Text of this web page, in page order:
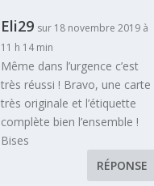
Eli29 sur 18 novembre 2019 à
11 h 14 min
Même dans l’urgence c’est
très réussi ! Bravo, une carte
très originale et l’étiquette
complète bien l’ensemble !
Bises
RÉPONSE